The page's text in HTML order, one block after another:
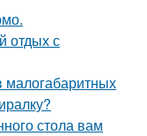
отдых с
стола вам